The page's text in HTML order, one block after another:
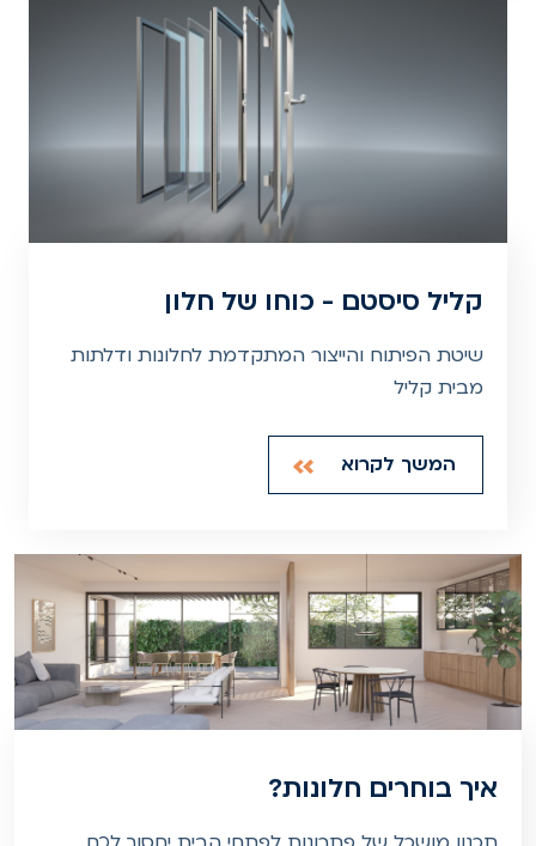
קליל סיסטם - כוחו של חלון
שיטת הפיתוח והייצור המתקדמת לחלונות ודלתות
מבית קליל
המשך לקרוא
איך בוחרים חלונות?